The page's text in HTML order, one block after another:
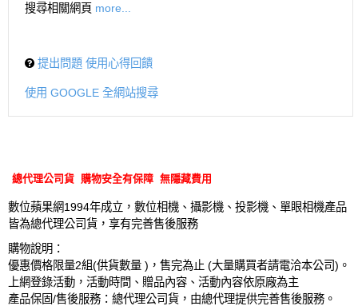
搜尋相關網頁 more...
提出問題 使用心得回饋
使用 GOOGLE 全網站搜尋
總代理公司貨 購物安全有保障 無隱藏費用
數位蘋果網1994年成立，數位相機、攝影機、投影機、單眼相機產品
皆為總代理公司貨，享有完善售後服務
購物說明：
優惠價格限量2組(供貨數量 )，售完為止 (大量購買者請電洽本公司)。
上網登錄活動，活動時間、贈品內容、活動內容依原廠為主
產品保固/售後服務：總代理公司貨，由總代理提供完善售後服務。